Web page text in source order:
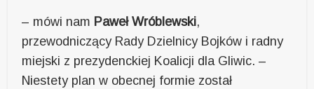
– mówi nam Paweł Wróblewski,
przewodniczący Rady Dzielnicy Bojków i radny
miejski z prezydenckiej Koalicji dla Gliwic. –
Niestety plan w obecnej formie został